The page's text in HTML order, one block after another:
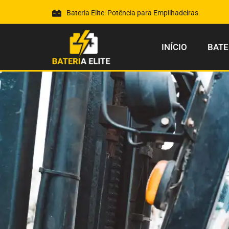
Bateria Elite: Potência para Empilhadeiras
INÍCIO